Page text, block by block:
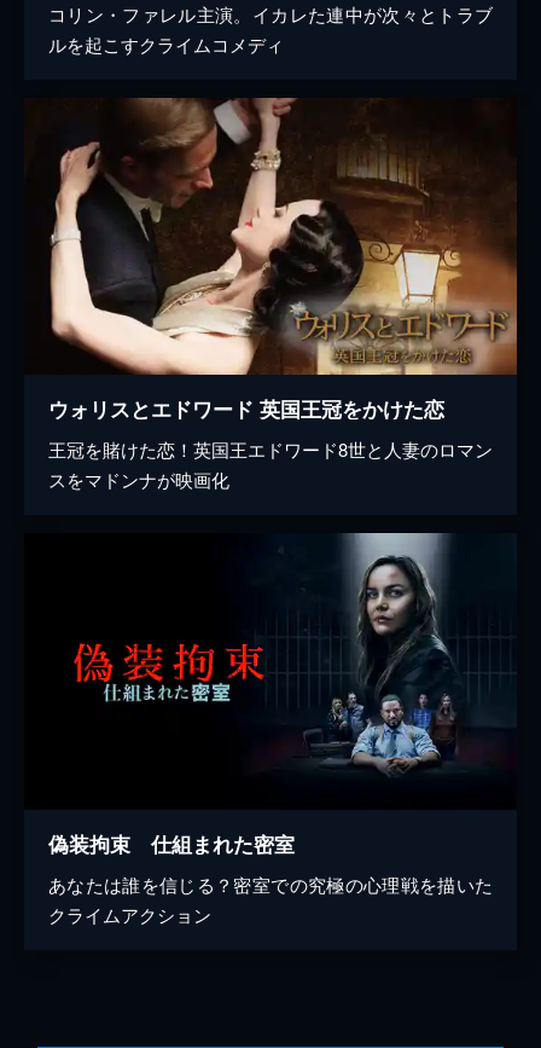
コリン・ファレル主演。イカレた連中が次々とトラブ
ルを起こすクライムコメディ
ウォリスとエドワード 英国王冠をかけた恋
王冠を賭けた恋！英国王エドワード8世と人妻のロマン
スをマドンナが映画化
偽装拘束 仕組まれた密室
あなたは誰を信じる？密室での究極の心理戦を描いた
クライムアクション